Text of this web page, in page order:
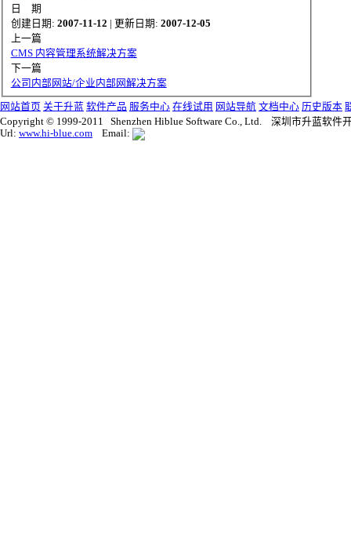
日 期
创建日期: 2007-11-12 | 更新日期: 2007-12-05
上一篇
CMS 内容管理系统解决方案
下一篇
公司内部网站/企业内部网解决方案
网站首页 关于升蓝 软件产品 服务中心 在线试用 网站导航 文档中心 历史版本
Copyright © 1999-2011 Shenzhen Hiblue Software Co., Ltd. 深圳市升蓝软件
Url: www.hi-blue.com Email: